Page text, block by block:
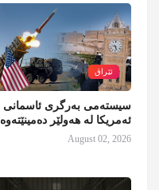
ئێراق
سیستەمی بەرگری ئاسمانی
ئەمریکا لە هەولێر دەمینێتەوە
August 02, 2026